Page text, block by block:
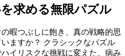
求める無限パズル
暇つぶしに飽き、真の戦略的思
ますか？ クラシックなパズル
イリスクな挑戦に変えた、病み